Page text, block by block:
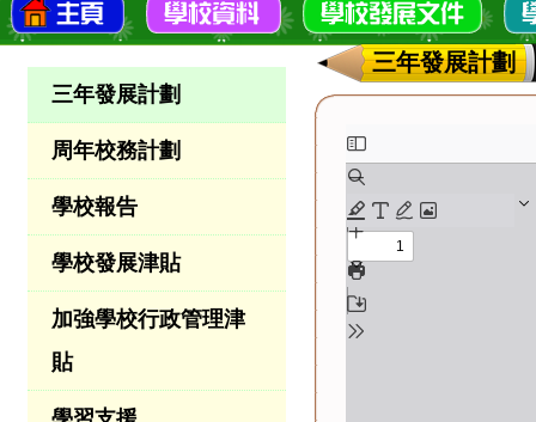
三年發展計劃
周年校務計劃
學校報告
學校發展津貼
加強學校行政管理津
貼
三年發展計劃